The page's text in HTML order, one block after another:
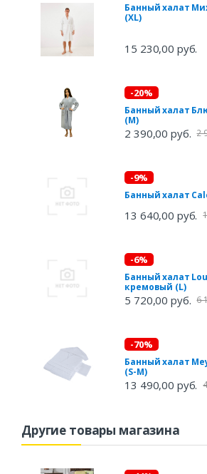
Банный халат
(XL)
15 230,00 руб.
-20%
Банный халат
(M)
2 390,00 руб. 2
-9%
Банный халат
13 640,00 руб.
-6%
Банный халат
кремовый (L)
5 720,00 руб. 6
-70%
Банный халат
(S-M)
13 490,00 руб.
Другие товары магазина